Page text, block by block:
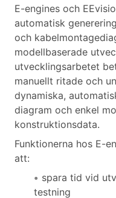
E-engines och
automatisk
och
modellbaserade
utvecklingsarbetet
manuellt ritade och
dynamiska,
diagram och enkel
konstruktionsdata.
Funktionerna hos E-
att:
spara tid vid
testning